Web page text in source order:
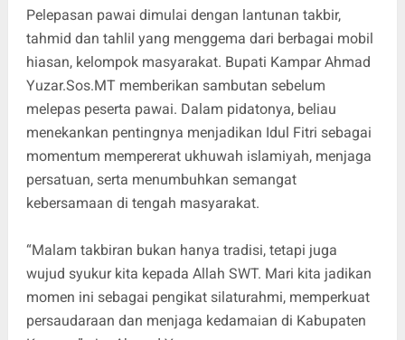
Pelepasan pawai dimulai dengan lantunan takbir,
tahmid dan tahlil yang menggema dari berbagai mobil
hiasan, kelompok masyarakat. Bupati Kampar Ahmad
Yuzar.Sos.MT memberikan sambutan sebelum
melepas peserta pawai. Dalam pidatonya, beliau
menekankan pentingnya menjadikan Idul Fitri sebagai
momentum mempererat ukhuwah islamiyah, menjaga
persatuan, serta menumbuhkan semangat
kebersamaan di tengah masyarakat.
“Malam takbiran bukan hanya tradisi, tetapi juga
wujud syukur kita kepada Allah SWT. Mari kita jadikan
momen ini sebagai pengikat silaturahmi, memperkuat
persaudaraan dan menjaga kedamaian di Kabupaten